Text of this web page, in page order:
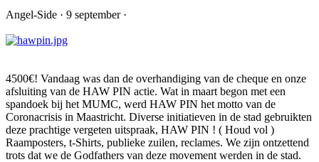
Angel-Side · 9 september ·
4500€! Vandaag was dan de overhandiging van de cheque en onze
afsluiting van de HAW PIN actie. Wat in maart begon met een
spandoek bij het MUMC, werd HAW PIN het motto van de
Coronacrisis in Maastricht. Diverse initiatieven in de stad gebruikten
deze prachtige vergeten uitspraak, HAW PIN ! ( Houd vol )
Raamposters, t-Shirts, publieke zuilen, reclames. We zijn ontzettend
trots dat we de Godfathers van deze movement werden in de stad.